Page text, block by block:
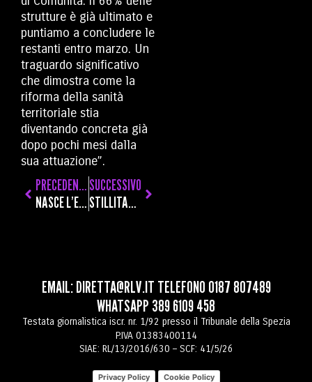
strutture è già ultimato e
puntiamo a concludere le
restanti entro marzo. Un
traguardo significativo
che dimostra come la
riforma della sanità
territoriale stia
diventando concreta già
dopo pochi mesi dalla
sua attuazione”.
PRECEDENTE
NASCE L’ESPERTO DEI BENI CULTURALI DELLA DIFESA, IN AVVIO UN MASTER DI SECONDO LIVELLO PER LAUREATI
SUCCESSIVO
STILLITANO QUI PER CONFERMARE DONADONI: ALLE 18 C’È “RADIO PICCO” SU RLV
EMAIL:DIRETTA@RLV.IT TELEFONO 0187 807489
WHATSAPP 389 6109 458
Testata giornalistica iscr. nr. 1/92 presso il Tribunale della Spezia
P.IVA 01383400114
SIAE: RL/13/2016/630 – SCF: 41/5/26
Privacy Policy Cookie Policy